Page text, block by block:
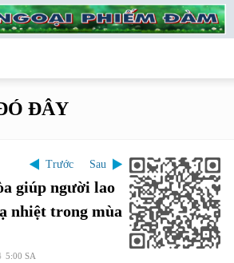
ĐÂY
Trước Sau
giúp người lao
nhiệt trong mùa
5:00 SA